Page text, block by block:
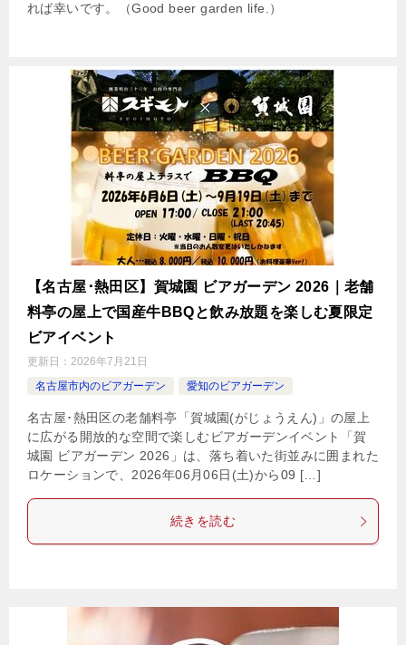
れば幸いです。（Good beer garden life.）
【名古屋･熱田区】賀城園 ビアガーデン 2026｜老舗
料亭の屋上で国産牛BBQと飲み放題を楽しむ夏限定
ビアイベント
更新日： 2026年7月21日
名古屋市内のビアガーデン
愛知のビアガーデン
名古屋･熱田区の老舗料亭「賀城園(がじょうえん)」の屋上
に広がる開放的な空間で楽しむビアガーデンイベント「賀
城園 ビアガーデン 2026」は、落ち着いた街並みに囲まれた
ロケーションで、2026年06月06日(土)から09 […]
続きを読む